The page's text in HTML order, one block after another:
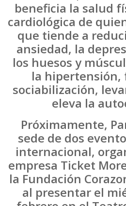
beneficia la salud
cardiológica de
que tiende a
ansiedad, la
los huesos y
la hipertensión,
sociabilización,
eleva la
Próximamente,
sede de dos
internacional,
empresa Ticket
la Fundación
al presentar el